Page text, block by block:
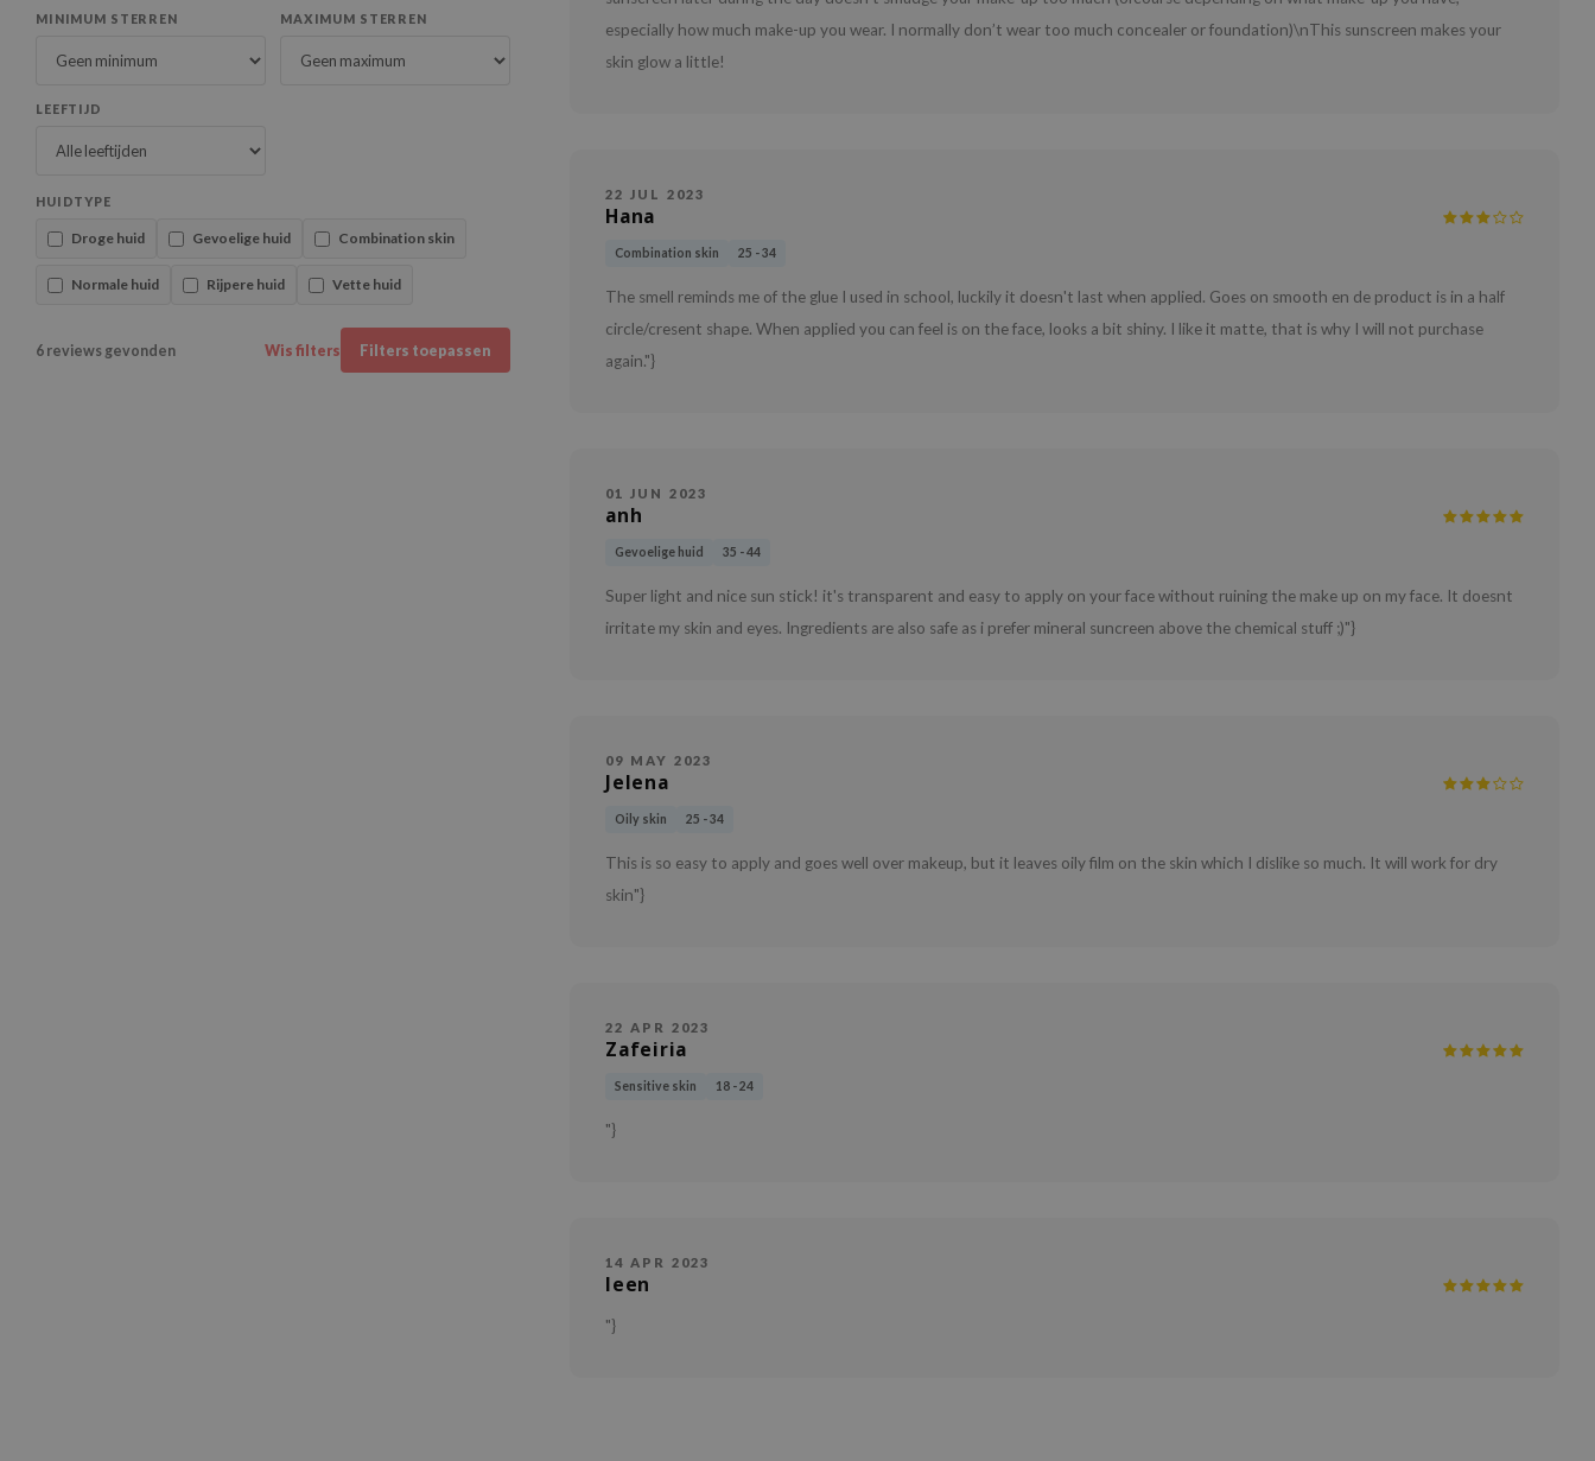
MINIMUM STERREN MAXIMUM STERREN
LEEFTIJD
HUIDTYPE
Droge huid Gevoelige huid Combination skin
Normale huid Rijpere huid Vette huid
6 reviews gevonden Wis filters Filters toepassen
especially how much make-up you wear. I normally don’t wear too much concealer or foundation)\nThis sunscreen makes your
skin glow a little!
22 JUL 2023
Hana
Combination skin 25 - 34
The smell reminds me of the glue I used in school, luckily it doesn't last when applied. Goes on smooth en de product is in a half
circle/cresent shape. When applied you can feel is on the face, looks a bit shiny. I like it matte, that is why I will not purchase
again."}
01 JUN 2023
anh
Gevoelige huid 35 - 44
Super light and nice sun stick! it's transparent and easy to apply on your face without ruining the make up on my face. It doesnt
irritate my skin and eyes. Ingredients are also safe as i prefer mineral suncreen above the chemical stuff ;)"}
09 MAY 2023
Jelena
Oily skin 25 - 34
This is so easy to apply and goes well over makeup, but it leaves oily film on the skin which I dislike so much. It will work for dry
skin"}
22 APR 2023
Zafeiria
Sensitive skin 18 - 24
"}
14 APR 2023
leen
"}